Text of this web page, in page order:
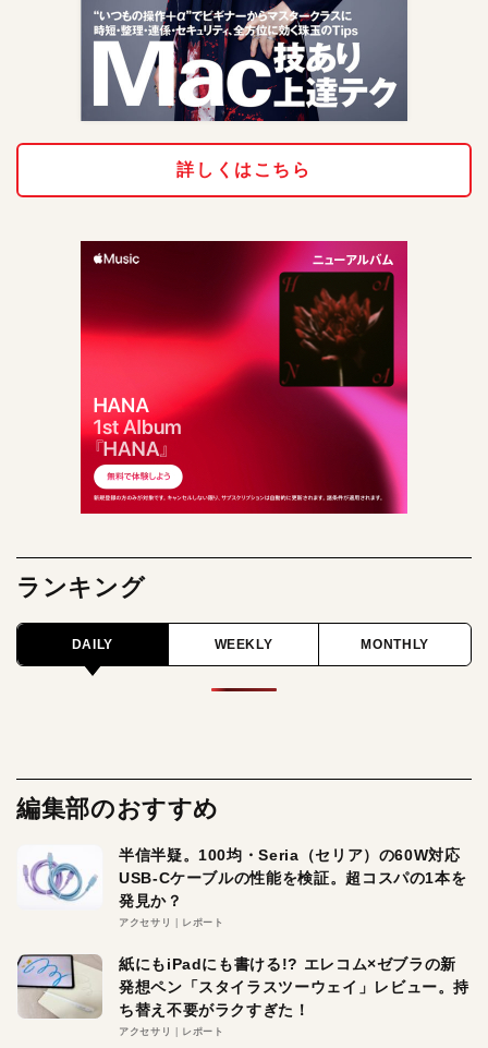
詳しくはこちら
ランキング
DAILY WEEKLY MONTHLY
編集部のおすすめ
半信半疑。100均・Seria（セリア）の60W対応
USB-Cケーブルの性能を検証。超コスパの1本を
発見か？
アクセサリ レポート
紙にもiPadにも書ける!? エレコム×ゼブラの新
発想ペン「スタイラスツーウェイ」レビュー。持
ち替え不要がラクすぎた！
アクセサリ レポート